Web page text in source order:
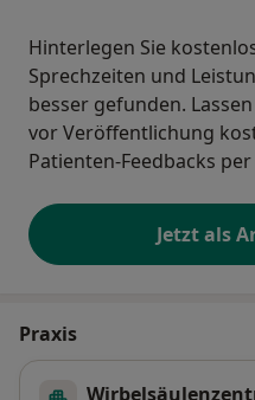
Hinterlegen Sie
Sprechzeiten und
besser gefunden.
vor Veröffentlichung
Patienten-Feedbacks
Jetzt als
Praxis